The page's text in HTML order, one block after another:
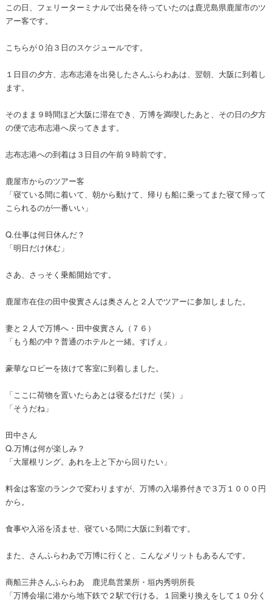
この日、フェリーターミナルで出発を待っていたのは鹿児島県鹿屋市のツ
アー客です。
こちらが０泊３日のスケジュールです。
１日目の夕方、志布志港を出発したさんふらわあは、翌朝、大阪に到着し
ます。
そのまま９時間ほど大阪に滞在でき、万博を満喫したあと、その日の夕方
の便で志布志港へ戻ってきます。
志布志港への到着は３日目の午前９時前です。
鹿屋市からのツアー客
「寝ている間に着いて、朝から動けて、帰りも船に乗ってまた寝て帰って
こられるのが一番いい」
Q.仕事は何日休んだ？
「明日だけ休む」
さあ、さっそく乗船開始です。
鹿屋市在住の田中俊實さんは奥さんと２人でツアーに参加しました。
妻と２人で万博へ・田中俊實さん（７６）
「もう船の中？普通のホテルと一緒。すげぇ」
豪華なロビーを抜けて客室に到着しました。
「ここに荷物を置いたらあとは寝るだけだ（笑）」
「そうだね」
田中さん
Q.万博は何が楽しみ？
「大屋根リング。あれを上と下から回りたい」
料金は客室のランクで変わりますが、万博の入場券付きで３万１０００円
から。
食事や入浴を済ませ、寝ている間に大阪に到着です。
また、さんふらわあで万博に行くと、こんなメリットもあるんです。
商船三井さんふらわあ 鹿児島営業所・垣内秀明所長
「万博会場に港から地下鉄で２駅で行ける。１回乗り換えをして１０分く